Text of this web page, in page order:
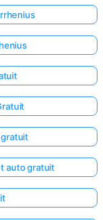
gratuit
auto gratuit